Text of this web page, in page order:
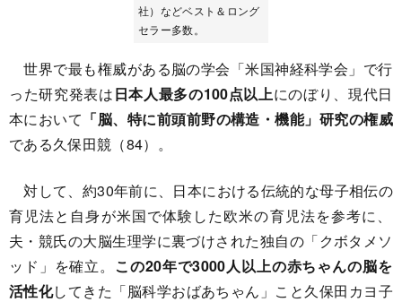
社）などベスト＆ロング
セラー多数。
世界で最も権威がある脳の学会「米国神経科学会」で行
った研究発表は日本人最多の100点以上にのぼり、現代日
本において 「脳、特に前頭前野の構造・機能」研究の権威
である久保田競（84）。
対して、約30年前に、日本における伝統的な母子相伝の
育児法と自身が米国で体験した欧米の育児法を参考に、
夫・競氏の大脳生理学に裏づけされた独自の「クボタメソ
ッド」を確立。 この20年で3000人以上の赤ちゃんの脳を
活性化してきた「脳科学おばあちゃん」こと久保田カヨ子